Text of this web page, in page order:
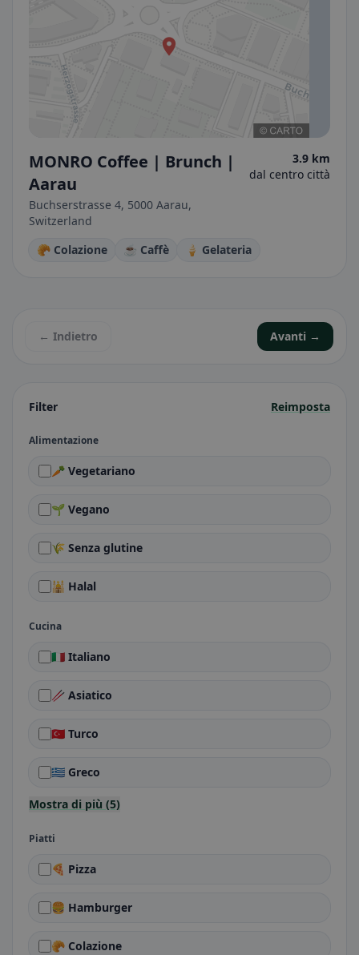
Filter Reimposta
Alimentazione
🥕 Vegetariano
🌱 Vegano
🌾 Senza glutine
🕌 Halal
Cucina
🇮🇹 Italiano
🥢 Asiatico
🇹🇷 Turco
🇬🇷 Greco
Mostra di più (5)
Piatti
🍕 Pizza
🍔 Hamburger
🥐 Colazione
MONRO Coffee | Brunch |
Aarau
Buchserstrasse 4, 5000 Aarau,
Switzerland
3.9 km
dal centro città
🥐 Colazione ☕ Caffè 🍦 Gelateria
← Indietro Avanti →